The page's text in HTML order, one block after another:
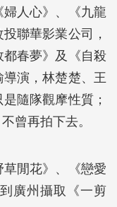
人心》、《九龍
聯華影業公司，
春夢》及《自殺
演，林楚楚、王
隨隊觀摩性質；
曾再拍下去。
閒花》、《戀愛
廣州攝取《一剪